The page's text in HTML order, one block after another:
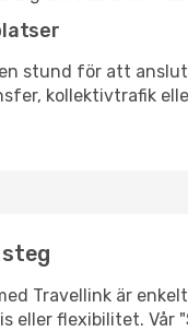
en stund för att
kollektivtrafik
Travellink är
eller flexibilitet. Vår